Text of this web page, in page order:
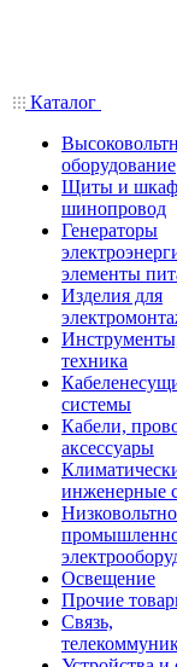
Каталог
оборудование
Щиты и
шинопровод
Генераторы
элементы
Изделия для
техника
системы
Кабели,
аксессуары
инженерные
Освещение
Прочие
Связь,